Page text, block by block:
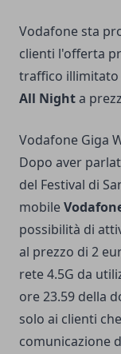
Vodafone sta
clienti l'offerta
traffico illimitato
All Nighta
Vodafone Giga
Dopo aver
del Festival di
mobile
possibilità di
al prezzo di 2
rete 4.5G da
ore 23.59 della
solo ai clienti
comunicazione